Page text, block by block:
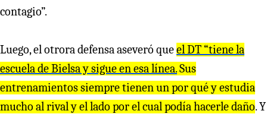
contagio”.
Luego, el otrora defensa aseveró queel DT “tiene la
escuela de Bielsa y sigue en esa línea.Sus
entrenamientos siempre tienen un por qué y estudia
mucho al rival y el lado por el cual podía hacerle daño. Y